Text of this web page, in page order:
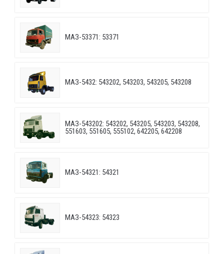
МАЗ-53371: 53371
МАЗ-5432: 543202, 543203, 543205, 543208
МАЗ-543202: 543202, 543205, 543203, 543208,
551603, 551605, 555102, 642205, 642208
МАЗ-54321: 54321
МАЗ-54323: 54323